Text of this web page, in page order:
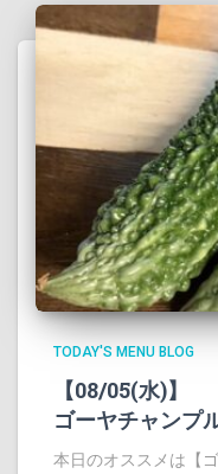
TODAY'S MENU BLOG
【08/05(水)】
ゴーヤチャンプ
本日のオススメは【